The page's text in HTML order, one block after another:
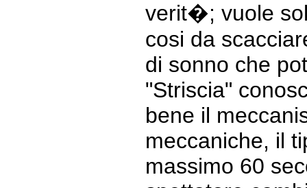
verit�; vuole
cosi da
di sonno che
"Striscia"
bene il
meccaniche, il
massimo 60